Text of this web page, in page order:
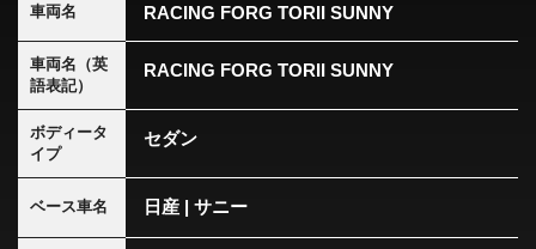
車両名 RACING FORG TORII SUNNY
車両名（英
語表記）
RACING FORG TORII SUNNY
ボディータ
イプ
セダン
ベース車名 日産 | サニー